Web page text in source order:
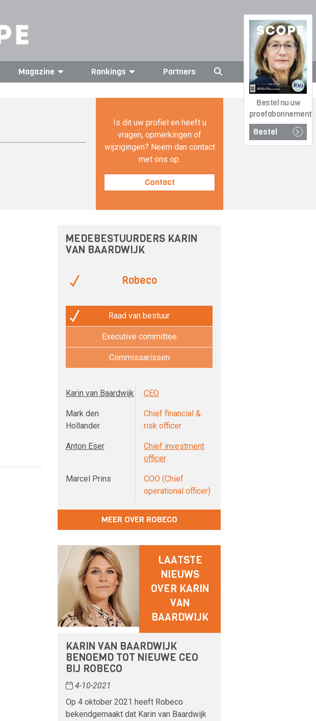
Bestel nu uw
proefabonnement
Bestel
Magazine Rankings Partners
Is dit uw profiel en heeft u
vragen, opmerkingen of
wijzigingen? Neem dan contact
met ons op.
Contact
MEDEBESTUURDERS KARIN
VAN BAARDWIJK
Robeco
Raad van bestuur
Executive committee
Commissarissen
Karin van Baardwijk CEO
Mark den
Hollander
Chief financial &
risk officer
Anton Eser
Chief investment
officer
Marcel Prins
COO (Chief
operational officer)
MEER OVER ROBECO
LAATSTE
NIEUWS
OVER KARIN
VAN
BAARDWIJK
KARIN VAN BAARDWIJK
BENOEMD TOT NIEUWE CEO
BIJ ROBECO
4-10-2021
Op 4 oktober 2021 heeft Robeco
bekendgemaakt dat Karin van Baardwijk